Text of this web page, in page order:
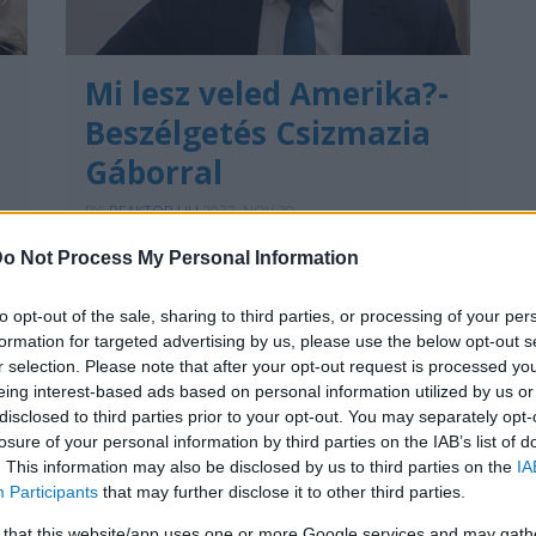
Not Process My Personal Information
opt-out of the sale, sharing to third parties, or processing of your
for targeted advertising by us, please use the below opt-out
selection. Please note that after your opt-out request is processed
interest-based ads based on personal information utilized by us
to third parties prior to your opt-out. You may separately
of your personal information by third parties on the IAB’s list of
This information may also be disclosed by us to third parties on the
Participants that may further disclose it to other third parties.
Mi lesz veled Amerika?-
Beszélgetés Csizmazia
Gáborral
BY:REAKTOR.HU2023. NOV 20.
Gábor, a Nemzeti Közszolgálati Egyetem
munkatársa. Az amerikai belpolitika
legégetőbb kérdéseivel fogunk foglalkozni.
Spotify-on és Apple Podcast-en is. A múlt
héten Kevin McCarthy, az amerikai
szövetségi…
Tetszik 0